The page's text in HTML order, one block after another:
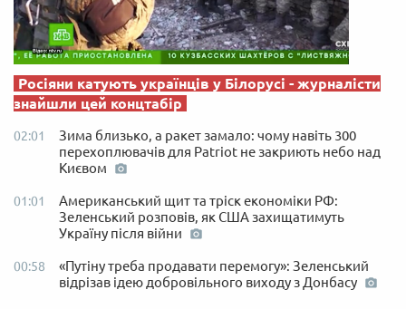
Росіяни катують українців у Білорусі - журналісти
знайшли цей концтабір
02:01
Зима близько, а ракет замало: чому навіть 300
перехоплювачів для Patriot не закриють небо над
Києвом
01:01
Американський щит та тріск економіки РФ:
Зеленський розповів, як США захищатимуть
Україну після війни
00:58
«Путіну треба продавати перемогу»: Зеленський
відрізав ідею добровільного виходу з Донбасу